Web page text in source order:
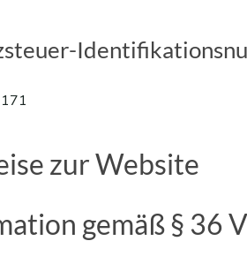
zur Website
gemäß § 36